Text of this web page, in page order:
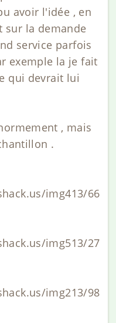
avoir l'idée , en
sur la demande
service parfois
exemple la je fait
qui devrait lui
, mais
.
img413/66
img513/27
img213/98